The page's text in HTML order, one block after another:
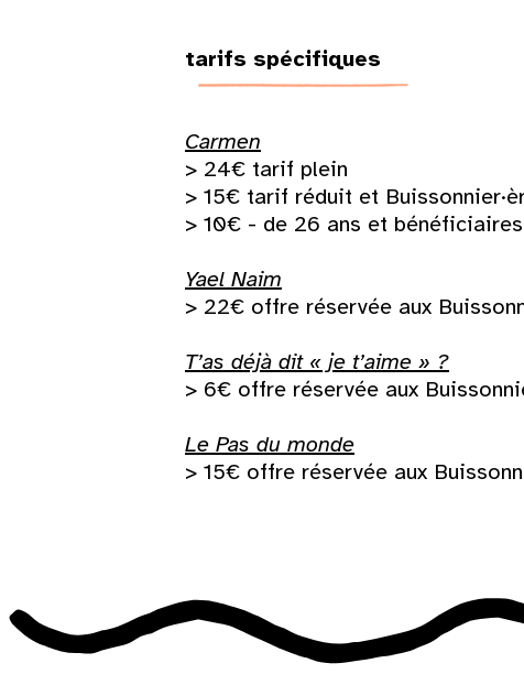
tarifs spécifiques
Carmen
> 24€ tarif plein
> 15€ tarif réduit et
> 10€ - de 26 ans et
Yael Naim
> 22€ offre réservée aux
T’as déjà dit « je t’aime » ?
> 6€ offre réservée aux
Le Pas du monde
> 15€ offre réservée aux